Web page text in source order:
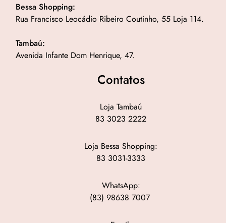
Bessa Shopping:
Rua Francisco Leocádio Ribeiro Coutinho, 55 Loja 114.
Tambaú:
Avenida Infante Dom Henrique, 47.
Contatos
Loja Tambaú
83 3023 2222
Loja Bessa Shopping:
83 3031-3333
WhatsApp:
(83) 98638 7007